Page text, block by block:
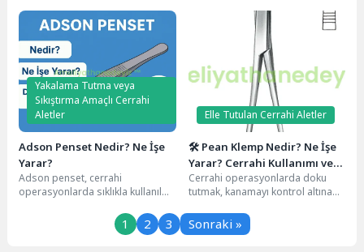
bilinen özel bir alet vardır....
biri Metzenbaum makasıdır.
Özellikle diseksiyon işlemlerinde
Yakalama Tutma veya
Sıkıştırma Amaçlı Cerrahi
Aletler
Adson Penset Nedir? Ne İşe
Yarar?
Adson penset, cerrahi
operasyonlarda sıklıkla kullanılan,
dokuların tutulması ve manipüle...
Elle Tutulan Cerrahi Aletler
🛠️ Pean Klemp Nedir? Ne İşe
Yarar? Cerrahi Kullanımı ve
Özellikleri
Cerrahi operasyonlarda doku
tutmak, kanamayı kontrol altına
için kullanılan pek çok...
1 2 3 Sonraki »